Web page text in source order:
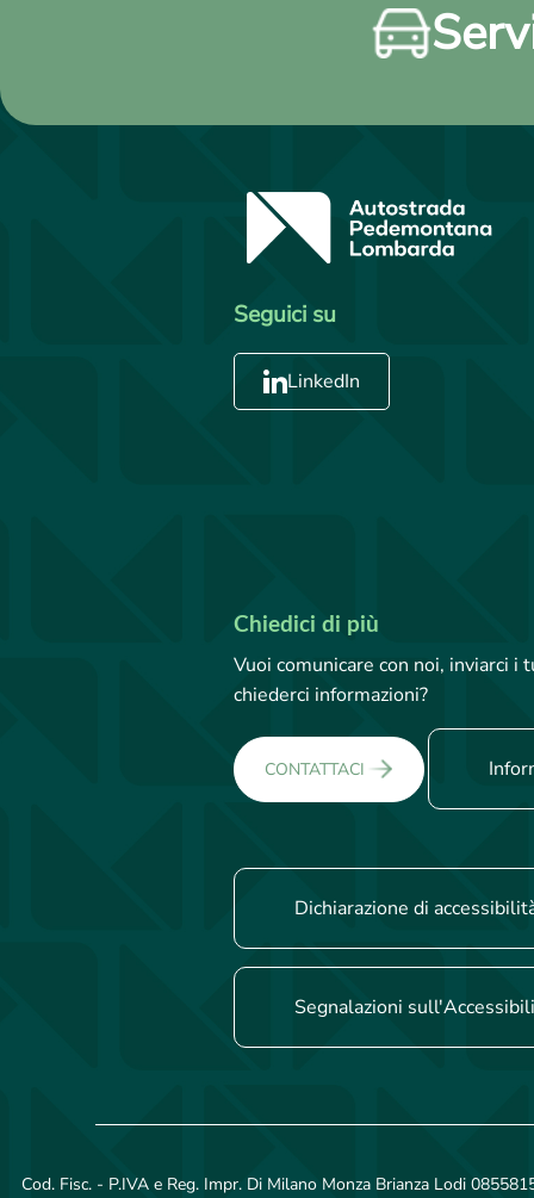
Seguici su
LinkedIn
Chiedici di più
Vuoi comunicare con noi, inviarci
chiederci informazioni?
CONTATTACI
Dichiarazione di
Segnalazioni
Cod. Fisc. - P.IVA e Reg. Impr. Di Milano Monza Brianza Lodi